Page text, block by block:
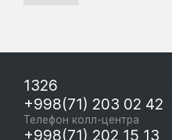
1326
+998(71) 203 02 42
Телефон колл-центра
+998(71) 202 15 13